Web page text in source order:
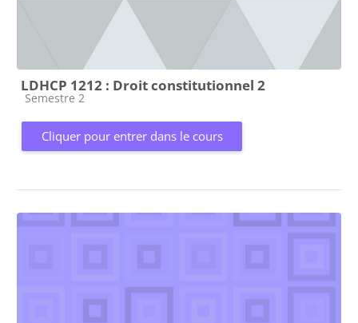
LDHCP 1212 : Droit constitutionnel 2
Catégorie de cours
Semestre 2
Cliquer pour entrer dans le cours